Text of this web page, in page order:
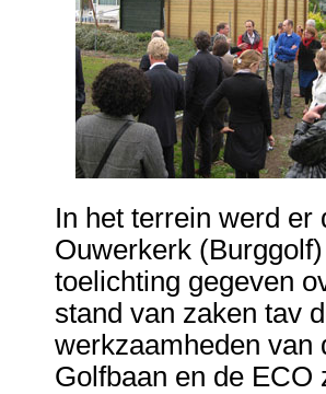
In het terrein werd er
Ouwerkerk
toelichting gegeven
stand van zaken tav
werkzaamheden van
Golfbaan en de ECO